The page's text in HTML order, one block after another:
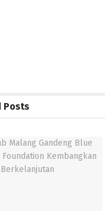
Posts